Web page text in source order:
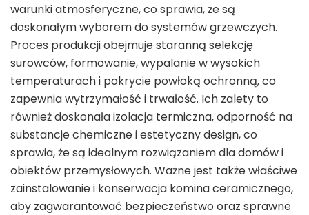
warunki atmosferyczne, co sprawia, że są
doskonałym wyborem do systemów grzewczych.
Proces produkcji obejmuje staranną selekcję
surowców, formowanie, wypalanie w wysokich
temperaturach i pokrycie powłoką ochronną, co
zapewnia wytrzymałość i trwałość. Ich zalety to
również doskonała izolacja termiczna, odporność na
substancje chemiczne i estetyczny design, co
sprawia, że są idealnym rozwiązaniem dla domów i
obiektów przemysłowych. Ważne jest także właściwe
zainstalowanie i konserwacja komina ceramicznego,
aby zagwarantować bezpieczeństwo oraz sprawne